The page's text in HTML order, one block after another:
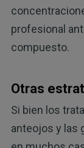
profesional
compuesto.
Otras
Si bien los
anteojos y las